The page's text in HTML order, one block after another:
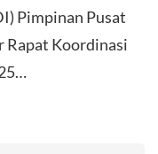
Pimpinan Pusat
Rapat Koordinasi